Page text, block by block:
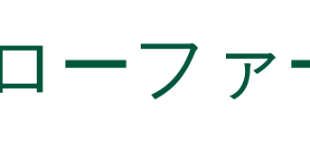
ーファ